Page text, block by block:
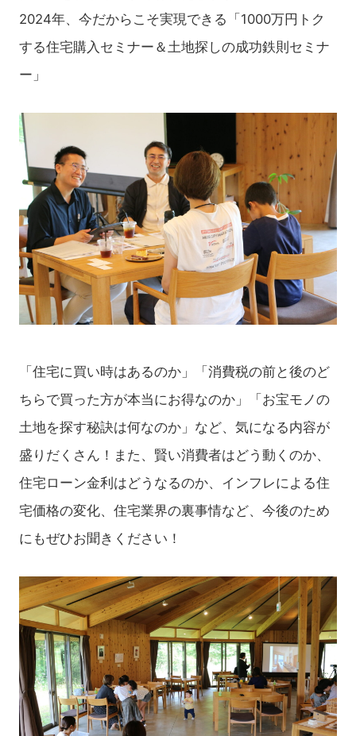
2024年、今だからこそ実現できる「1000万円トク
する住宅購入セミナー＆土地探しの成功鉄則セミナ
ー」
「住宅に買い時はあるのか」「消費税の前と後のど
ちらで買った方が本当にお得なのか」「お宝モノの
土地を探す秘訣は何なのか」など、気になる内容が
盛りだくさん！また、賢い消費者はどう動くのか、
住宅ローン金利はどうなるのか、インフレによる住
宅価格の変化、住宅業界の裏事情など、今後のため
にもぜひお聞きください！